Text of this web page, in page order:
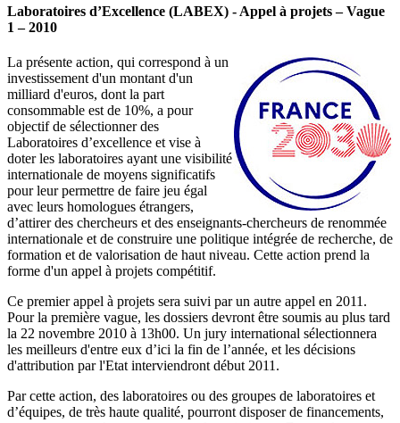
Laboratoires d’Excellence (LABEX) - Appel à projets – Vague
1 – 2010
La présente action, qui correspond à un
investissement d'un montant d'un
milliard d'euros, dont la part
consommable est de 10%, a pour
objectif de sélectionner des
Laboratoires d’excellence et vise à
doter les laboratoires ayant une visibilité
internationale de moyens significatifs
pour leur permettre de faire jeu égal
avec leurs homologues étrangers,
d’attirer des chercheurs et des enseignants-chercheurs de renommée
internationale et de construire une politique intégrée de recherche, de
formation et de valorisation de haut niveau. Cette action prend la
forme d'un appel à projets compétitif.
Ce premier appel à projets sera suivi par un autre appel en 2011.
Pour la première vague, les dossiers devront être soumis au plus tard
la 22 novembre 2010 à 13h00. Un jury international sélectionnera
les meilleurs d'entre eux d’ici la fin de l’année, et les décisions
d'attribution par l'Etat interviendront début 2011.
Par cette action, des laboratoires ou des groupes de laboratoires et
d’équipes, de très haute qualité, pourront disposer de financements,